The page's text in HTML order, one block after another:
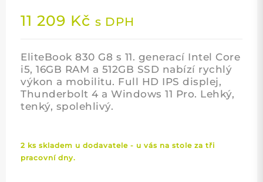
11 209 Kč s DPH
EliteBook 830 G8 s 11. generací Intel Core
i5, 16GB RAM a 512GB SSD nabízí rychlý
výkon a mobilitu. Full HD IPS displej,
Thunderbolt 4 a Windows 11 Pro. Lehký,
tenký, spolehlivý.
2 ks skladem u dodavatele - u vás na stole za tři
pracovní dny.